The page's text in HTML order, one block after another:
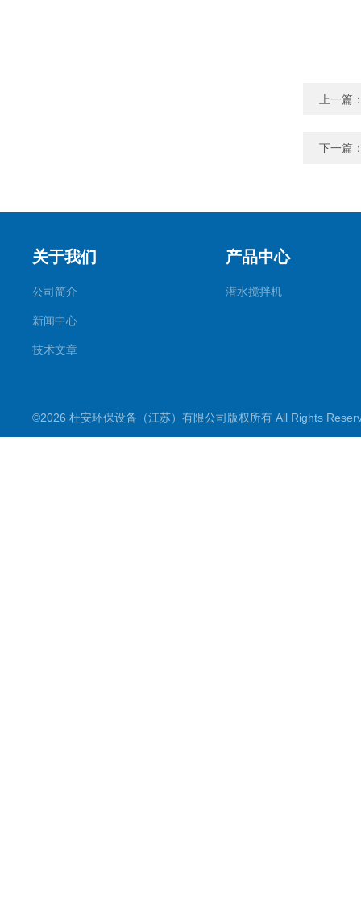
上一篇
下一篇
关于我们
公司简介
新闻中心
技术文章
产品中心
潜水搅拌机
©2026 杜安环保设备（江苏）有限公司版权所有 All Rights